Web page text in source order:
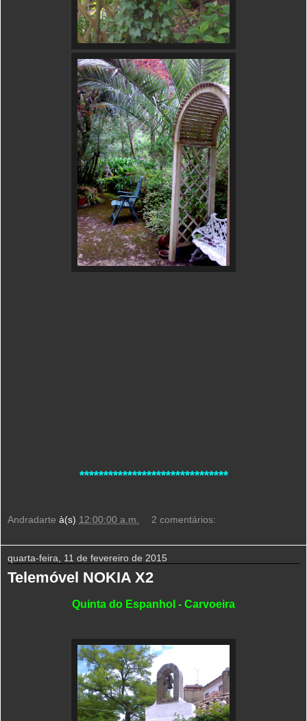
*******************************
Andradarte à(s) 12:00:00 a.m. 2 comentários:
quarta-feira, 11 de fevereiro de 2015
Telemóvel NOKIA X2
Quinta do Espanhol - Carvoeira